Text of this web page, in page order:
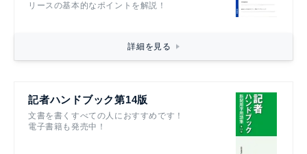
リースの基本的なポイントを解説！
詳細を見る
記者ハンドブック第14版
文書を書くすべての人におすすめです！
電子書籍も発売中！